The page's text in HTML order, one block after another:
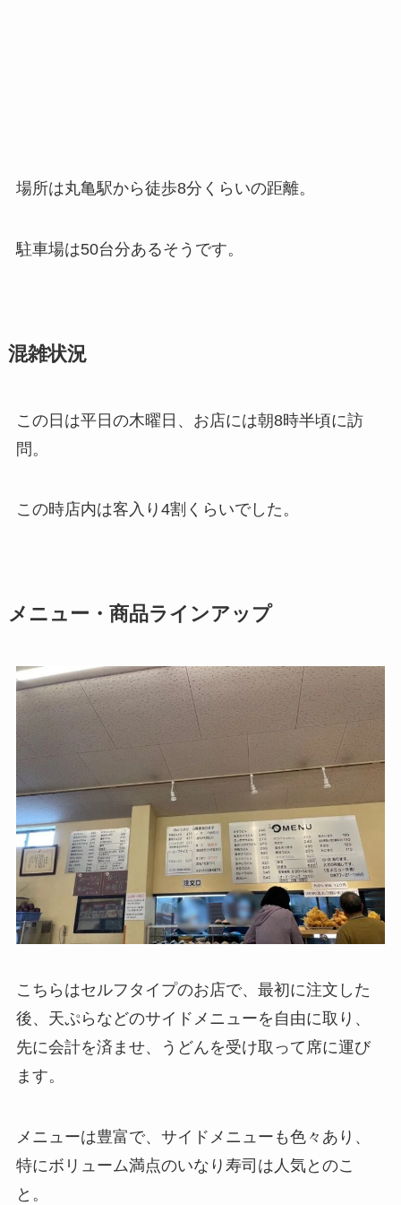
場所は丸亀駅から徒歩8分くらいの距離。
駐車場は50台分あるそうです。
混雑状況
この日は平日の木曜日、お店には朝8時半頃に訪
問。
この時店内は客入り4割くらいでした。
メニュー・商品ラインアップ
こちらはセルフタイプのお店で、最初に注文した
後、天ぷらなどのサイドメニューを自由に取り、
先に会計を済ませ、うどんを受け取って席に運び
ます。
メニューは豊富で、サイドメニューも色々あり、
特にボリューム満点のいなり寿司は人気とのこ
と。